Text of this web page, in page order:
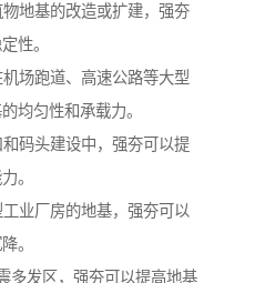
地基的改造或扩建，强夯
性。
场跑道、高速公路等大型
均匀性和承载力。
码头建设中，强夯可以提
。
业厂房的地基，强夯可以
。
多发区，强夯可以提高地基